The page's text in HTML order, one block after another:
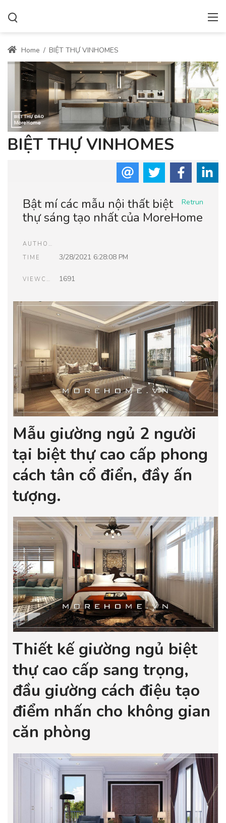
Home / BIỆT THỰ VINHOMES
BIỆT THỰ VINHOMES
Retrun
Bật mí các mẫu nội thất biệt
thự sáng tạo nhất của MoreHome
AUTHOR
TIME
3/28/2021 6:28:08 PM
VIEWCOUNT 1691
Mẫu giường ngủ 2 người
tại biệt thự cao cấp phong
cách tân cổ điển, đầy ấn
tượng.
Thiết kế giường ngủ biệt
thự cao cấp sang trọng,
đầu giường cách điệu tạo
điểm nhấn cho không gian
căn phòng